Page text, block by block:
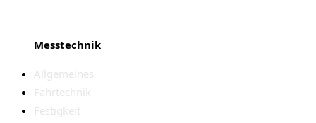
Messtechnik
Allgemeines
Fahrtechnik
Festigkeit